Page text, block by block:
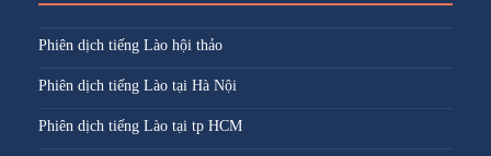
Phiên dịch tiếng Lào hội thảo
Phiên dịch tiếng Lào tại Hà Nội
Phiên dịch tiếng Lào tại tp HCM